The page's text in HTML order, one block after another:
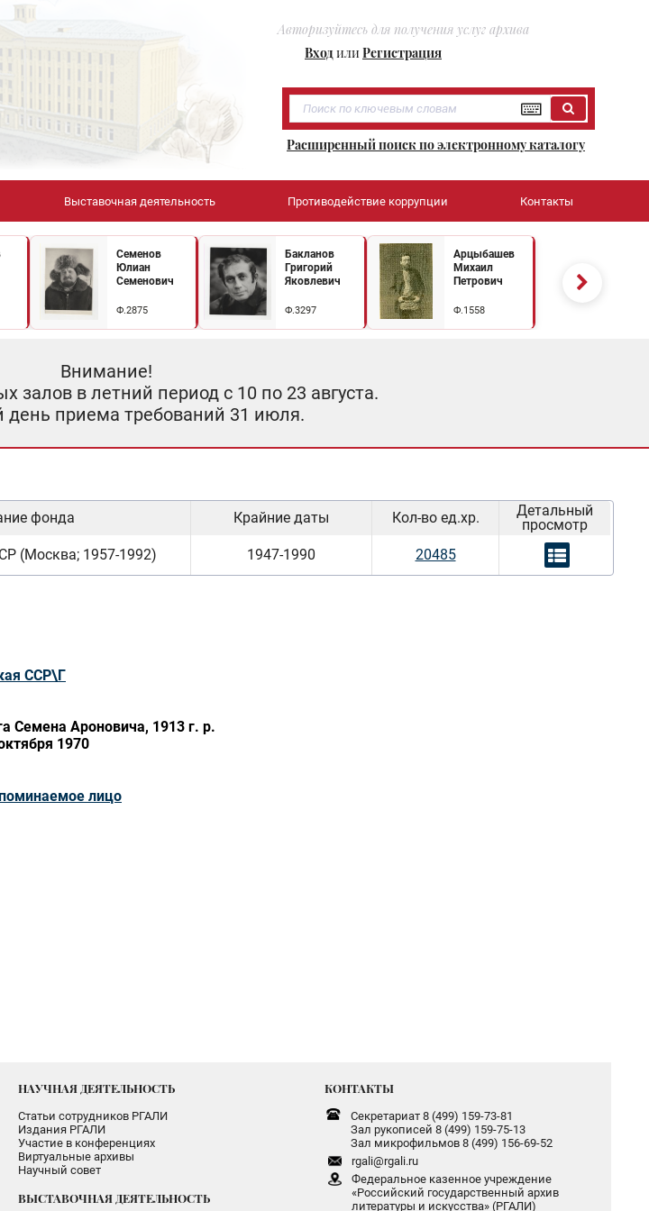
Авторизуйтесь для получения услуг архива
ВходилиРегистрация
Расширенный поиск по электронному каталогу
Выставочная деятельность Противодействие коррупции Контакты
Семенов
Юлиан
Семенович
Ф.2875
Бакланов
Григорий
Яковлевич
Ф.3297
Арцыбашев
Михаил
Петрович
Ф.1558
Внимание!
залов в летний период с 10 по 23 августа.
день приема требований 31 июля.
фонда Крайние даты Кол-во ед.хр.
Детальный
просмотр
(Москва; 1957-1992) 1947-1990 20485
ССР\Г
Семена Ароновича, 1913 г. р.
1970
лицо
НАУЧНАЯ ДЕЯТЕЛЬНОСТЬ
Статьи сотрудников РГАЛИ
Издания РГАЛИ
Участие в конференциях
Виртуальные архивы
Научный совет
ВЫСТАВОЧНАЯ ДЕЯТЕЛЬНОСТЬ
КОНТАКТЫ
Секретариат 8 (499) 159-73-81
Зал рукописей 8 (499) 159-75-13
Зал микрофильмов 8 (499) 156-69-52
rgali@rgali.ru
Федеральное казенное учреждение
«Российский государственный архив
литературы и искусства» (РГАЛИ)